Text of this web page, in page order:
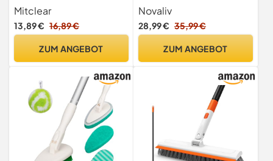
Professioneller
Fensterwischer mit
Silikonabzieher &
Fensterreinigungsset für
Mitclear
13,89 € 16,89 €
ZUM ANGEBOT
Gewinde und Schraub-
Steckstiel vierteilig PPN
Boden Bürste Ideal für
Terrasse Garten Innen
Novaliv
28,99 € 35,99 €
ZUM ANGEBOT